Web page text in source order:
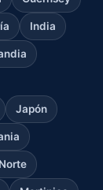
India
Japón